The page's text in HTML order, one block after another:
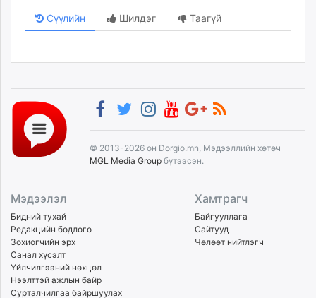
Сүүлийн Шилдэг Таагүй
© 2013-2026 он Dorgio.mn, Мэдээллийн хөтөч
MGL Media Group бүтээсэн.
Мэдээлэл
Бидний тухай
Редакцийн бодлого
Зохиогчийн эрх
Санал хүсэлт
Үйлчилгээний нөхцөл
Нээлттэй ажлын байр
Сурталчилгаа байршуулах
Хамтрагч
Байгууллага
Сайтууд
Чөлөөт нийтлэгч